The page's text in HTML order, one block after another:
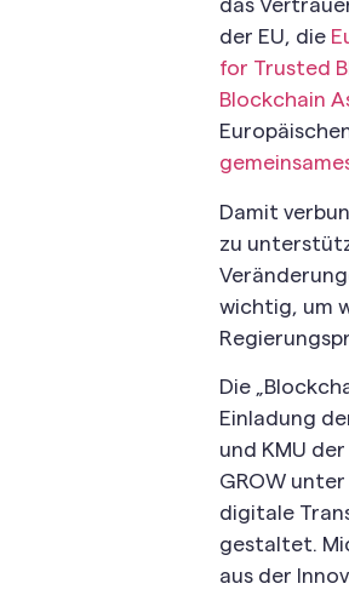
das
der EU, die
for Trusted
Blockchain
Damit
zu
wichtig, um
Die
Einladung
und KMU
GROW
digitale
gestaltet.
aus der